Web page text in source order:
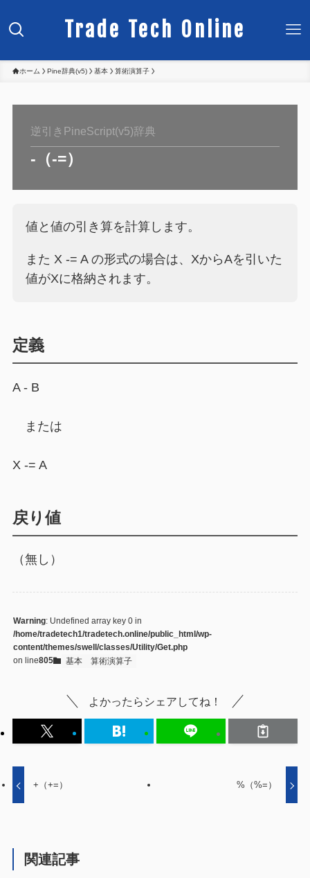
Trade Tech Online
ホーム Pine辞典(v5) 基本 算術演算子
逆引きPineScript(v5)辞典
-（-=）
値と値の引き算を計算します。
また X -= A の形式の場合は、XからAを引いた
値がXに格納されます。
定義
A - B
または
X -= A
戻り値
（無し）
Warning: Undefined array key 0 in
/home/tradetech1/tradetech.online/public_html/wp-
content/themes/swell/classes/Utility/Get.php
on line805 基本 算術演算子
よかったらシェアしてね！
+（+=） %（%=）
関連記事